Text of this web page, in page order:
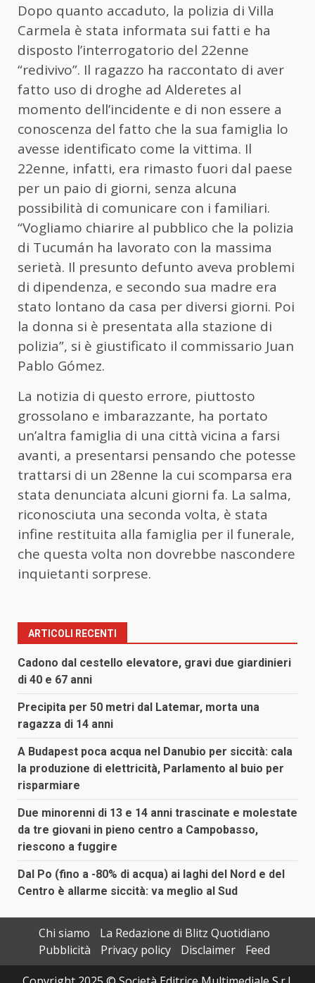
Dopo quanto accaduto, la polizia di Villa
Carmela è stata informata sui fatti e ha
disposto l’interrogatorio del 22enne
“redivivo”. Il ragazzo ha raccontato di aver
fatto uso di droghe ad Alderetes al
momento dell’incidente e di non essere a
conoscenza del fatto che la sua famiglia lo
avesse identificato come la vittima. Il
22enne, infatti, era rimasto fuori dal paese
per un paio di giorni, senza alcuna
possibilità di comunicare con i familiari.
“Vogliamo chiarire al pubblico che la polizia
di Tucumán ha lavorato con la massima
serietà. Il presunto defunto aveva problemi
di dipendenza, e secondo sua madre era
stato lontano da casa per diversi giorni. Poi
la donna si è presentata alla stazione di
polizia”, si è giustificato il commissario Juan
Pablo Gómez.
La notizia di questo errore, piuttosto
grossolano e imbarazzante, ha portato
un’altra famiglia di una città vicina a farsi
avanti, a presentarsi pensando che potesse
trattarsi di un 28enne la cui scomparsa era
stata denunciata alcuni giorni fa. La salma,
riconosciuta una seconda volta, è stata
infine restituita alla famiglia per il funerale,
che questa volta non dovrebbe nascondere
inquietanti sorprese.
ARTICOLI RECENTI
Cadono dal cestello elevatore, gravi due giardinieri
di 40 e 67 anni
Precipita per 50 metri dal Latemar, morta una
ragazza di 14 anni
A Budapest poca acqua nel Danubio per siccità: cala
la produzione di elettricità, Parlamento al buio per
risparmiare
Due minorenni di 13 e 14 anni trascinate e molestate
da tre giovani in pieno centro a Campobasso,
riescono a fuggire
Dal Po (fino a -80% di acqua) ai laghi del Nord e del
Centro è allarme siccità: va meglio al Sud
Chi siamo
La Redazione di Blitz Quotidiano
Pubblicità
Privacy policy Disclaimer
Feed